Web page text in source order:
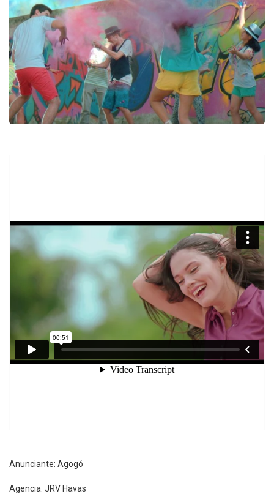
Anunciante: Agogó
Agencia: JRV Havas